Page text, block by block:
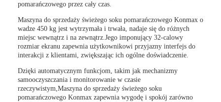
pomarańczowego przez cały czas.
Maszyna do sprzedaży świeżego soku pomarańczowego Konmax o
wadze 450 kg jest wytrzymała i trwała, nadaje się do różnych
miejsc wewnątrz i na zewnątrz.Jego imponujący 32-calowy
rozmiar ekranu zapewnia użytkownikowi przyjazny interfejs do
interakcji z klientami, zwiększając ich ogólne doświadczenie.
Dzięki automatycznym funkcjom, takim jak mechanizmy
samooczyszczania i monitorowanie w czasie
rzeczywistym,Maszyna do sprzedaży świeżego soku
pomarańczowego Konmax zapewnia wygodę i spokój zarówno